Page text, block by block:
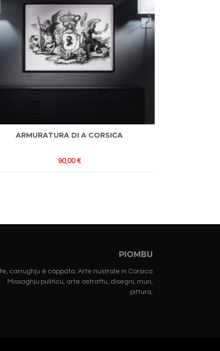
ARMURATURA DI A CORSICA
90,00€
PIOMBU
carrughju è cappata. Arte nustrale in Corsica
Missaghju puliticu, arte astrattu, disegni, muri,
pittura,